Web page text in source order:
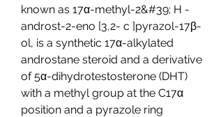
known as 17α-methyl-2&#39; H -
androst-2-eno [3,2- c ]pyrazol-17β-
ol, is a synthetic 17α-alkylated
androstane steroid and a derivative
of 5α-dihydrotestosterone (DHT)
with a methyl group at the C17α
position and a pyrazole ring